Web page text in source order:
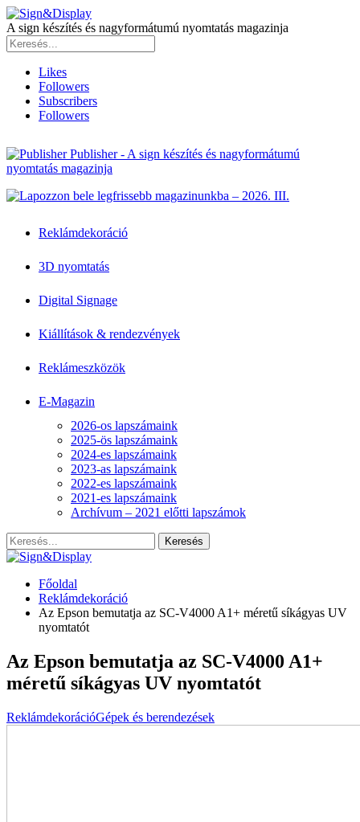
A sign készítés és nagyformátumú nyomtatás magazinja
Likes
Followers
Subscribers
Followers
Publisher - A sign készítés és nagyformátumú
nyomtatás magazinja
Reklámdekoráció
3D nyomtatás
Digital Signage
Kiállítások & rendezvények
Reklámeszközök
E-Magazin
2026-os lapszámaink
2025-ös lapszámaink
2024-es lapszámaink
2023-as lapszámaink
2022-es lapszámaink
2021-es lapszámaink
Archívum – 2021 előtti lapszámok
Főoldal
Reklámdekoráció
Az Epson bemutatja az SC-V4000 A1+ méretű síkágyas UV
nyomtatót
Az Epson bemutatja az SC-V4000 A1+
méretű síkágyas UV nyomtatót
ReklámdekorációGépek és berendezések